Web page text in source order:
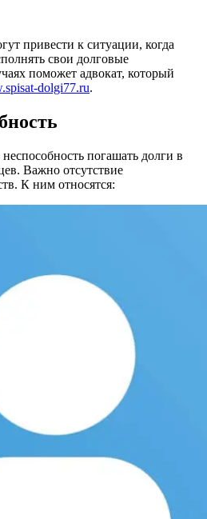
привести к ситуации, когда
свои долговые
поможет адвокат, который
dolgi77.ru.
погашать долги в
Важно отсутствие
К ним относятся: